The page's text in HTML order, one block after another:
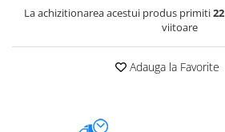
La achizitionarea acestui produs primiti22
viitoare
Adauga la Favorite